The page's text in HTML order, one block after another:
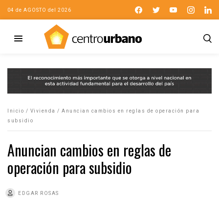
04 de AGOSTO del 2026
Inicio / Vivienda / Anuncian cambios en reglas de operación para
subsidio
Anuncian cambios en reglas de
operación para subsidio
EDGAR ROSAS